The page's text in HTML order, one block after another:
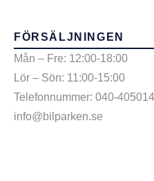
FÖRSÄLJNINGEN
Mån – Fre: 12:00-18:00
Lör – Sön: 11:00-15:00
Telefonnummer: 040-405014
info@bilparken.se